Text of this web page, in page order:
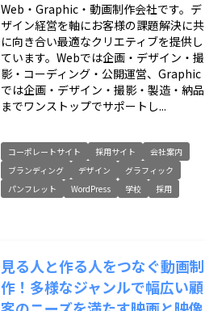
Web・Graphic・動画制作会社です。デ
ザイン経営を軸にお客様の課題解決に共
に向き合い最適なクリエティブを提供し
ています。Webでは企画・デザイン・撮
影・コーディング・公開運営、Graphic
では企画・デザイン・撮影・製造・納品
までワンストップでサポートし...
コーポレートサイト 採用サイト
会社案内
ブランディング
デザイン
グラフィック
パンフレット
WordPress 学校 採用
見る人と作る人をつなぐ動画制
作！多様なジャンルで幅広い顧